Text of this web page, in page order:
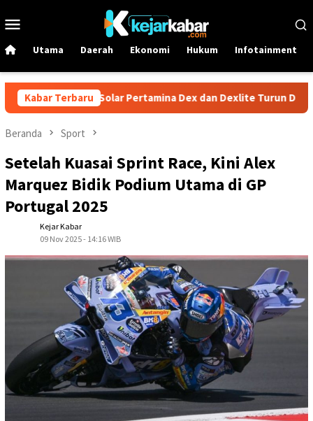
ke
Mobile
Utama Daerah Ekonomi Hukum Infotainment
Kabar Terbaru
1 Juni! Harga Solar Pertamina Dex dan Dexlite Turun Drastis,
Beranda Sport
Setelah Kuasai Sprint Race, Kini Alex
Marquez Bidik Podium Utama di GP
Portugal 2025
Kejar Kabar
09 Nov 2025 - 14:16 WIB